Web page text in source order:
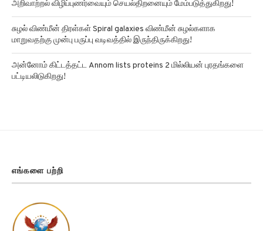
அறிவாற்றல் விழிப்புணர்வையும் செயல்திறனையும் மேம்படுத்துகிறது!
சுழல் விண்மீன் திரள்கள் Spiral galaxies விண்மீன் சுழல்களாக
மாறுவதற்கு முன்பு பருப்பு வடிவத்தில் இருந்திருக்கிறது!
அன்னோம் கிட்டத்தட்ட Annom lists proteins 2 மில்லியன் புரதங்களை
பட்டியலிடுகிறது!
எங்களை பற்றி